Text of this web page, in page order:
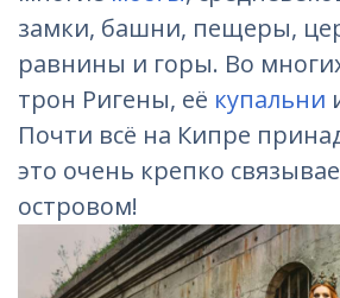
замки, башни, пещеры,
равнины и горы. Во
трон Ригены, её купальни
Почти всё на Кипре
это очень крепко
островом!